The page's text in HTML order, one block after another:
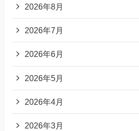
2026年8月
2026年7月
2026年6月
2026年5月
2026年4月
2026年3月